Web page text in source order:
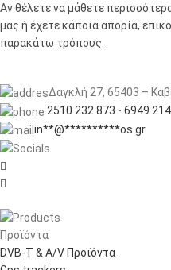
Αν θέλετε να μάθετε
μας ή έχετε κάποια απορία,
παρακάτω τρόπους.
Δαγκλή 27, 65403 –
2510 232 873 - 6949
in**@**********os.gr


Προϊόντα
DVB-T & A/V Προϊόντα